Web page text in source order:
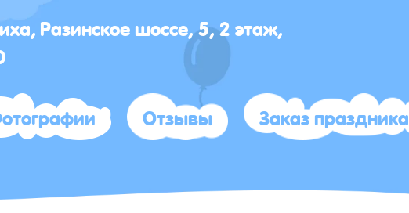
Разинское шоссе, 5, 2 этаж,
Отзывы Заказ праздника